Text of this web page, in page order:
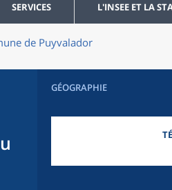
SERVICES L'INSEE ET LA
de Puyvalador
GÉOGRAPHIE